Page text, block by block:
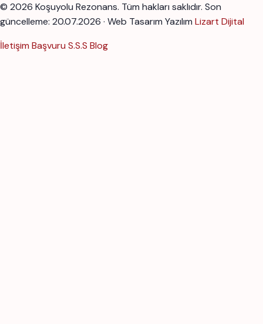
© 2026 Koşuyolu Rezonans. Tüm hakları saklıdır. Son
güncelleme: 20.07.2026 · Web Tasarım Yazılım Lizart Dijital
İletişim Başvuru S.S.S Blog